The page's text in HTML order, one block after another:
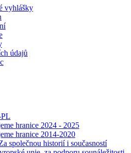
vyhlášky
údajů
hranice 2024 - 2025
hranice 2014-2020
společnou historií i současností